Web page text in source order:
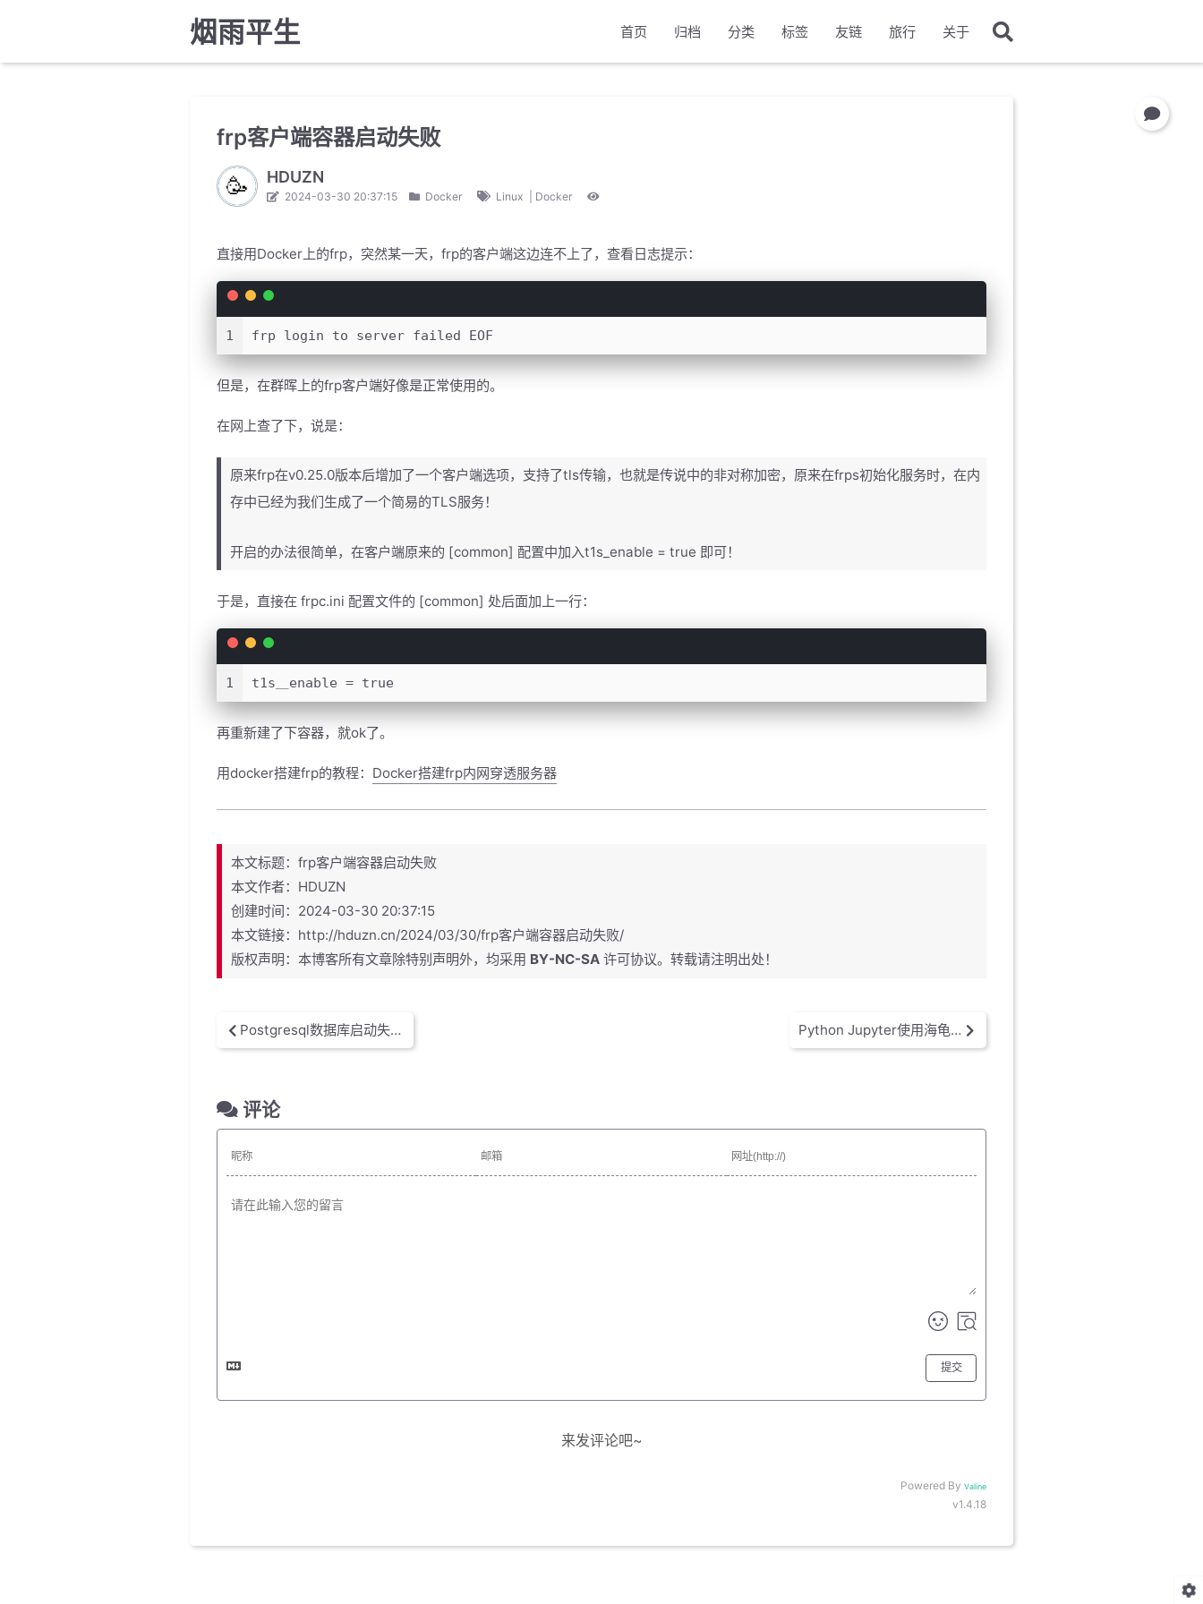
烟雨平生 首页 归档 分类 标签 友链 旅行 关于
frp客户端容器启动失败
HDUZN
2024-03-30 20:37:15 Docker Linux Docker
直接用Docker上的frp，突然某一天，frp的客户端这边连不上了，查看日志提示：
1 frp login to server failed EOF
但是，在群晖上的frp客户端好像是正常使用的。
在网上查了下，说是：
原来frp在v0.25.0版本后增加了一个客户端选项，支持了tls传输，也就是传说中的非对称加密，原来在frps初始化服务时，在内
存中已经为我们生成了一个简易的TLS服务！
开启的办法很简单，在客户端原来的 [common] 配置中加入t1s_enable = true 即可！
于是，直接在 frpc.ini 配置文件的 [common] 处后面加上一行：
1 t1s＿enable = true
再重新建了下容器，就ok了。
用docker搭建frp的教程： Docker搭建frp内网穿透服务器
本文标题：frp客户端容器启动失败
本文作者：HDUZN
创建时间：2024-03-30 20:37:15
本文链接：http://hduzn.cn/2024/03/30/frp客户端容器启动失败/
版权声明：本博客所有文章除特别声明外，均采用 BY-NC-SA 许可协议。转载请注明出处！
Postgresql数据库启动失败invalid primary checkpoint record Python Jupyter使用海龟画图(Turtle)
评论
提交
来发评论吧~
Powered By Valine
v1.4.18